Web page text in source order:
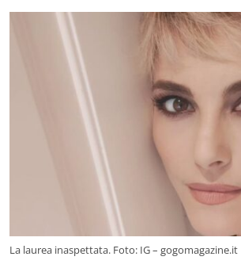
La laurea inaspettata. Foto: IG – gogomagazine.it